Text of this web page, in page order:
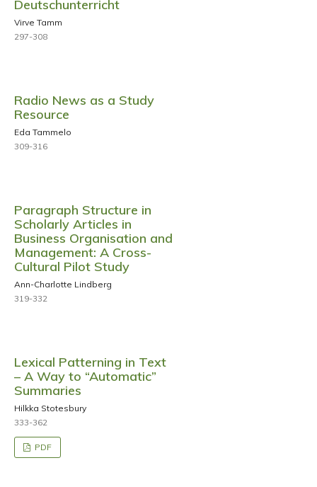
Deutschunterricht
Virve Tamm
297-308
Radio News as a Study
Resource
Eda Tammelo
309-316
Paragraph Structure in
Scholarly Articles in
Business Organisation and
Management: A Cross-
Cultural Pilot Study
Ann-Charlotte Lindberg
319-332
Lexical Patterning in Text
– A Way to “Automatic”
Summaries
Hilkka Stotesbury
333-362
PDF